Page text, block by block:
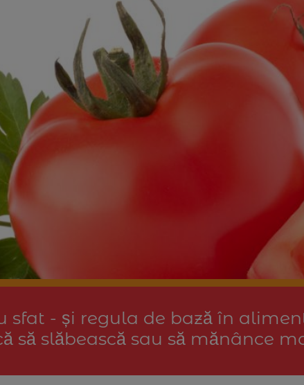
sfat - și regula de bază în
să slăbească sau să mănânce